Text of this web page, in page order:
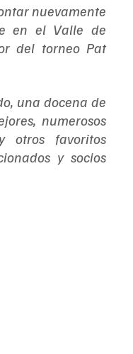
nuevamente
en el Valle de
del torneo Pat
una docena de
numerosos
otros favoritos
y socios